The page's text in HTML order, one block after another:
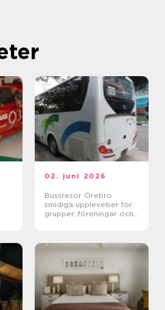
02. juni 2026
Bussresor Örebro
smidiga upplevelser för
grupper, föreningar och